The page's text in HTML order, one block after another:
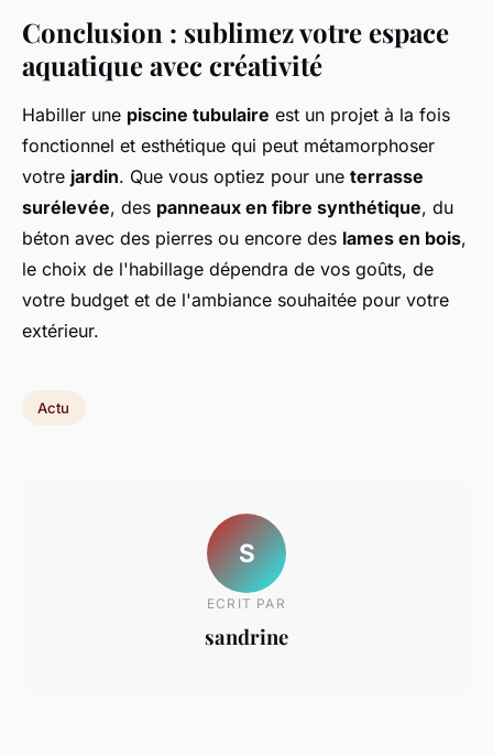
Conclusion : sublimez votre espace
aquatique avec créativité
Habiller une piscine tubulaire est un projet à la fois
fonctionnel et esthétique qui peut métamorphoser
votre jardin. Que vous optiez pour une terrasse
surélevée, des panneaux en fibre synthétique, du
béton avec des pierres ou encore des lames en bois,
le choix de l'habillage dépendra de vos goûts, de
votre budget et de l'ambiance souhaitée pour votre
extérieur.
Actu
S
ECRIT PAR
sandrine